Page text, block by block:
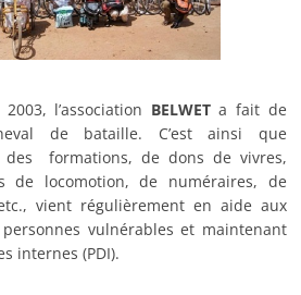
l’association BELWETa fait de
de bataille. C’est ainsi que
des formations, de dons de vivres,
de locomotion, de numéraires, de
vient régulièrement en aide aux
vulnérables et maintenant
internes (PDI).